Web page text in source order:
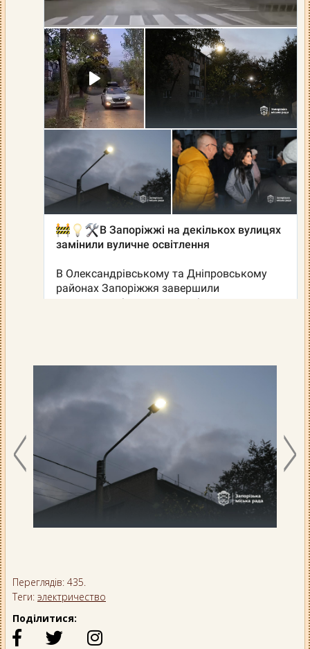
Переглядів: 435.
Теги: электричество
Поділитися: